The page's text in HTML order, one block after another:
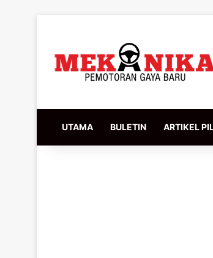
UTAMA BULETIN ARTIKEL